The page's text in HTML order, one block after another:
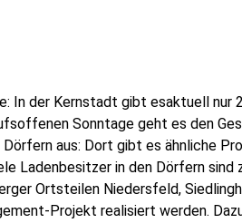
In der Kernstadt gibt esaktuell nur
Sonntage geht es den
aus: Dort gibt es ähnliche
Ladenbesitzer in den Dörfern sind
Ortsteilen Niedersfeld,
Projekt realisiert werden.